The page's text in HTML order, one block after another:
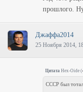
прошлого.
Джаффа2014
25 Ноября 2014,
Цитата Hex-Oide (
СССР был